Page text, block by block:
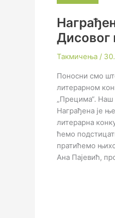
Дисовог
Такмичења /
Поносни смо
литерарном
„Прецима“. Наш
Награђена је
литерарна
ћемо
пратићемо
Ана Пајевић,